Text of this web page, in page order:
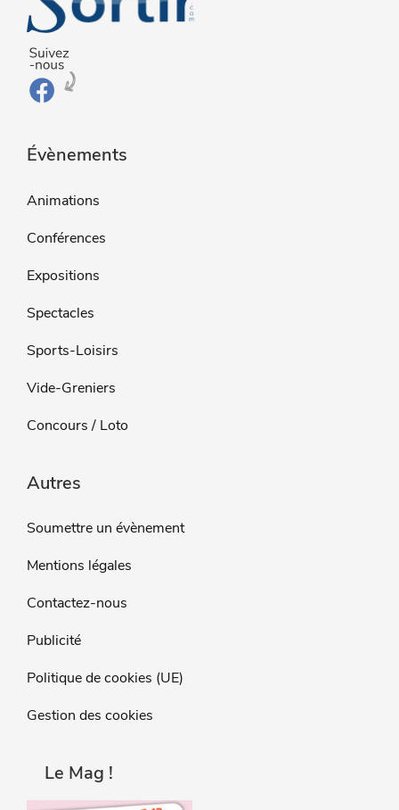
Évènements
Animations
Conférences
Expositions
Spectacles
Sports-Loisirs
Vide-Greniers
Concours / Loto
Autres
Soumettre un évènement
Mentions légales
Contactez-nous
Publicité
Politique de cookies (UE)
Gestion des cookies
Le Mag !